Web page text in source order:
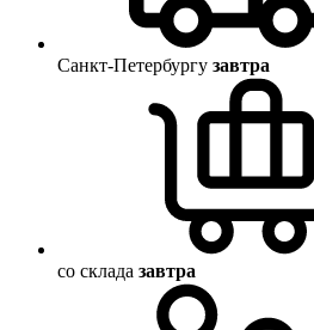
Санкт-Петербургу завтра
со склада завтра